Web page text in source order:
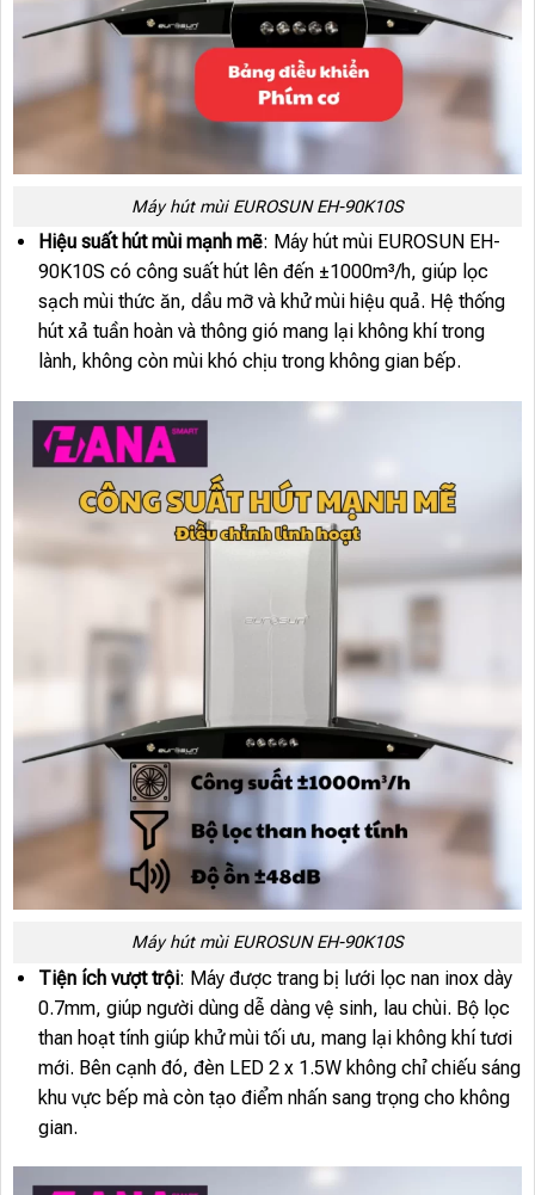
Máy hút mùi EUROSUN EH-90K10S
Hiệu suất hút mùi mạnh mẽ: Máy hút mùi EUROSUN EH-
90K10S có công suất hút lên đến ±1000m³/h, giúp lọc
sạch mùi thức ăn, dầu mỡ và khử mùi hiệu quả. Hệ thống
hút xả tuần hoàn và thông gió mang lại không khí trong
lành, không còn mùi khó chịu trong không gian bếp.
Máy hút mùi EUROSUN EH-90K10S
Tiện ích vượt trội: Máy được trang bị lưới lọc nan inox dày
0.7mm, giúp người dùng dễ dàng vệ sinh, lau chùi. Bộ lọc
than hoạt tính giúp khử mùi tối ưu, mang lại không khí tươi
mới. Bên cạnh đó, đèn LED 2 x 1.5W không chỉ chiếu sáng
khu vực bếp mà còn tạo điểm nhấn sang trọng cho không
gian.